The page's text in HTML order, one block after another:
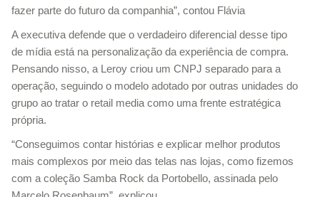
fazer parte do futuro da companhia”, contou Flávia
A executiva defende que o verdadeiro diferencial desse tipo
de mídia está na personalização da experiência de compra.
Pensando nisso, a Leroy criou um CNPJ separado para a
operação, seguindo o modelo adotado por outras unidades do
grupo ao tratar o retail media como uma frente estratégica
própria.
“Conseguimos contar histórias e explicar melhor produtos
mais complexos por meio das telas nas lojas, como fizemos
com a coleção Samba Rock da Portobello, assinada pelo